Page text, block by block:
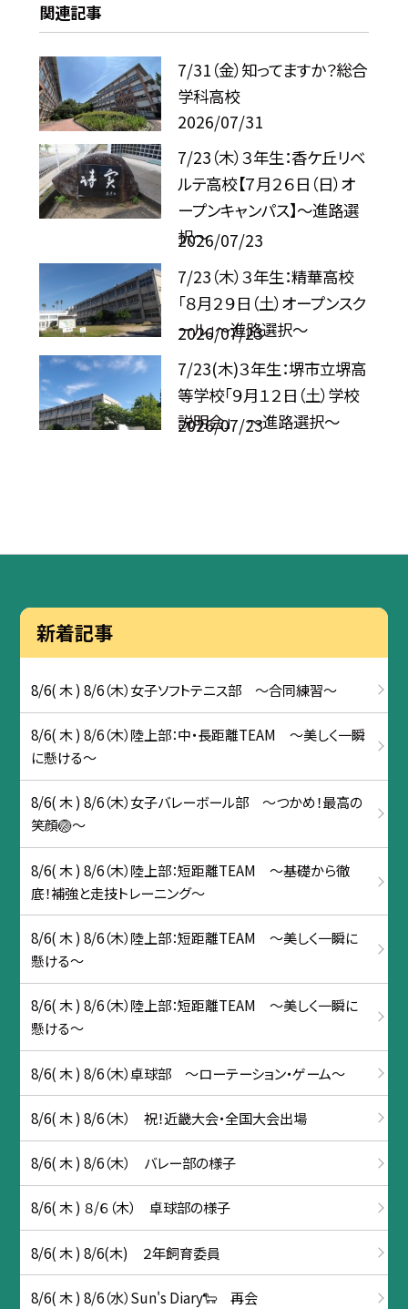
関連記事
7/31（金）知ってますか？総合
学科高校
2026/07/31
7/23（木）３年生：香ケ丘リベ
ルテ高校【７月２６日（日）オ
ープンキャンパス】～進路選
択～
2026/07/23
7/23（木）３年生：精華高校
「８月２９日（土）オープンスク
ール」〜進路選択〜
2026/07/23
7/23(木)３年生：堺市立堺高
等学校「９月１２日（土）学校
説明会」 〜進路選択〜
2026/07/23
新着記事
8/6( 木 ) 8/6（木）女子ソフトテニス部 〜合同練習～
8/6( 木 ) 8/6（木）陸上部：中・長距離TEAM ～美しく一瞬
に懸ける～
8/6( 木 ) 8/6（木）女子バレーボール部 ～つかめ！最高の
笑顔🏐～
8/6( 木 ) 8/6（木）陸上部：短距離TEAM ～基礎から徹
底！補強と走技トレーニング～
8/6( 木 ) 8/6（木）陸上部：短距離TEAM ～美しく一瞬に
懸ける～
8/6( 木 ) 8/6（木）陸上部：短距離TEAM ～美しく一瞬に
懸ける～
8/6( 木 ) 8/6（木）卓球部 ～ローテーション・ゲーム～
8/6( 木 ) 8/6（木） 祝！近畿大会・全国大会出場
8/6( 木 ) 8/6（木） バレー部の様子
8/6( 木 ) ８/６（木） 卓球部の様子
8/6( 木 ) 8/6(木) ２年飼育委員
8/6( 木 ) 8/6（水）Sun's Diary🐑 再会